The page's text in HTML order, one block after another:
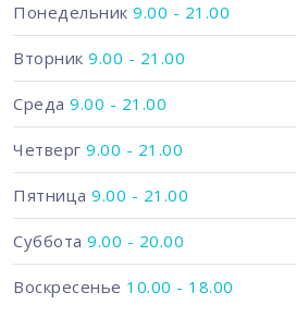
Понедельник 9.00 - 21.00
Вторник 9.00 - 21.00
Среда 9.00 - 21.00
Четверг 9.00 - 21.00
Пятница 9.00 - 21.00
Суббота 9.00 - 20.00
Воскресенье 10.00 - 18.00